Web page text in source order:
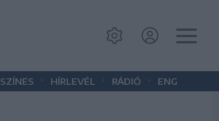
SZÍNES HÍRLEVÉL RÁDIÓ ENG